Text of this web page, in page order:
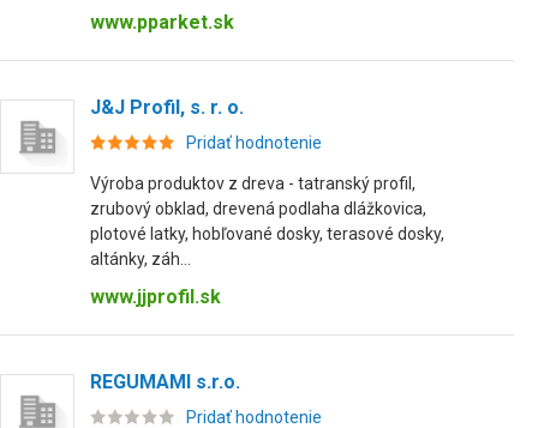
www.pparket.sk
J&J Profil, s. r. o.
Pridať hodnotenie
Výroba produktov z dreva - tatranský profil,
zrubový obklad, drevená podlaha dlážkovica,
plotové latky, hobľované dosky, terasové dosky,
altánky, záh...
www.jjprofil.sk
REGUMAMI s.r.o.
Pridať hodnotenie